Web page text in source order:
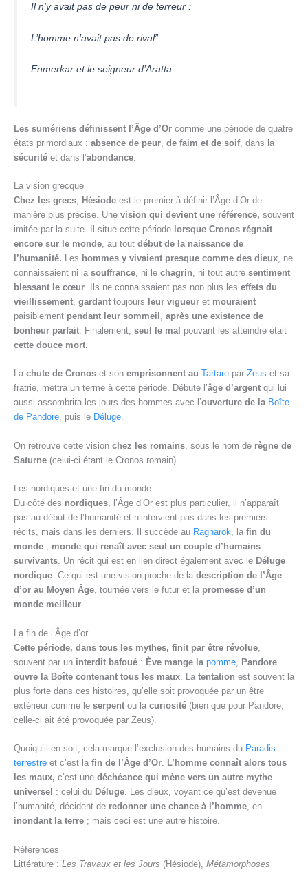
Il n’y avait pas de peur ni de terreur :
L’homme n’avait pas de rival”
Enmerkar et le seigneur d’Aratta
Les sumériens définissent l’Âge d’Or comme une période de quatre
états primordiaux : absence de peur de faim et de soif, dans la
sécurité et dans l’abondance
La vision grecque
Chez les grecs, Hésiode est le premier à définir l’Âge d’Or de
manière plus précise. Une vision qui devient une référence, souvent
imitée par la suite. Il situe cette période lorsque Cronos régnait
encore sur le monde, au tout début de la naissance de
l’humanité. Les hommes y vivaient presque comme des dieux, ne
connaissaient ni la souffrance, ni le chagrin, ni tout autre sentiment
blessant le cœur. Ils ne connaissaient pas non plus les effets du
vieillissement, gardant toujours leur vigueur et mouraient
paisiblement pendant leur sommeil , après une existence de
bonheur parfait. Finalement, seul le mal pouvant les atteindre était
cette douce mort.
La chute de Cronos et son emprisonnent au Tartare par Zeus et sa
fratrie, mettra un terme à cette période. Débute l’âge d’argent qui lui
aussi assombrira les jours des hommes avec l’ouverture de la Boîte
de Pandore, puis le Déluge.
On retrouve cette vision chez les romains , sous le nom de règne de
Saturne (celui-ci étant le Cronos romain).
Les nordiques et une fin du monde
Du côté des nordiques, l’Âge d’Or est plus particulier, il n’apparaît
pas au début de l’humanité et n’intervient pas dans les premiers
récits, mais dans les derniers. Il succède au Ragnarök, la fin du
monde ; monde qui renaît avec seul un couple d’humains
survivants. Un récit qui est en lien direct également avec le Déluge
nordique. Ce qui est une vision proche de la description de l’Âge
d’or au Moyen Âge, tournée vers le futur et la promesse d’un
monde meilleur.
La fin de l’Âge d’or
Cette période, dans tous les mythes, finit par être révolue
souvent par un interdit bafoué : Ève mange la pomme
Pandore
ouvre la Boîte contenant tous les maux . La tentation est souvent la
plus forte dans ces histoires, qu’elle soit provoquée par un être
extérieur comme le serpent ou la curiosité (bien que pour Pandore,
celle-ci ait été provoquée par Zeus).
Quoiqu’il en soit, cela marque l’exclusion des humains du Paradis
terrestre et c’est la fin de l’Âge d’Or. L’homme connaît alors tous
les maux, c’est une déchéance qui mène vers un autre mythe
universel : celui du Déluge. Les dieux, voyant ce qu’est devenue
l’humanité, décident de redonner une chance à l’homme, en
inondant la terre ; mais ceci est une autre histoire.
Références
Littérature : Les Travaux et les Jours (Hésiode), Métamorphoses